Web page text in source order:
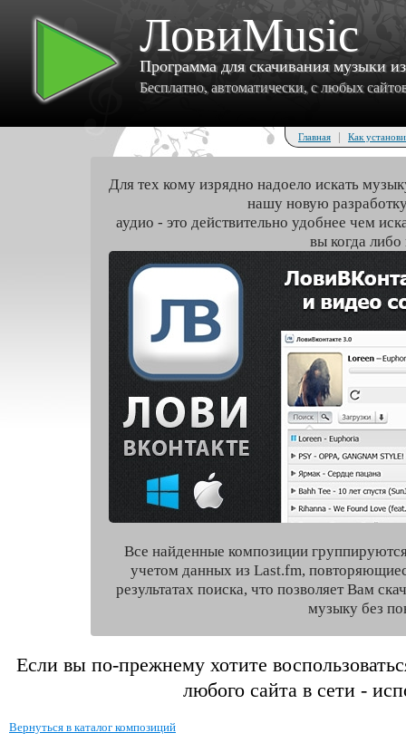
ЛовиMusic
Программа для скачивания музыки
Бесплатно, автоматически, с любых
Главная | Как
Для тех кому изрядно надоело искать
нашу новую
аудио - это действительно удобнее чем
вы когда либо
Все найденные композиции
учетом данных из Last.fm,
результатах поиска, что позволяет Вам
музыку без
Если вы по-прежнему хотите
любого сайта в сети -
Вернуться в каталог композиций